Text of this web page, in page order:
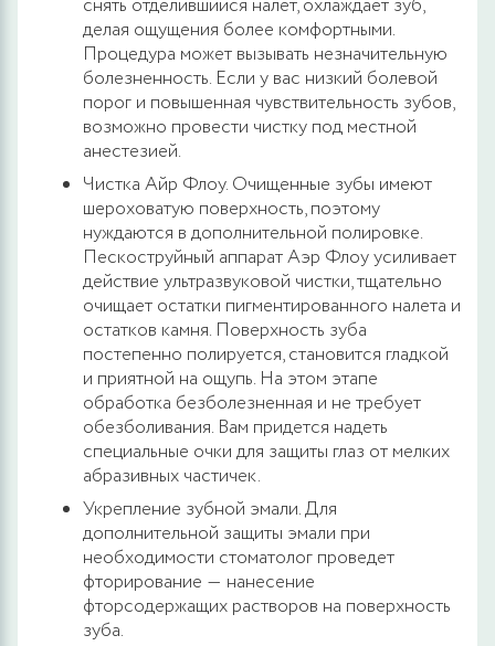
снять отделившийся налет, охлаждает зуб,
делая ощущения более комфортными.
Процедура может вызывать незначительную
болезненность. Если у вас низкий болевой
порог и повышенная чувствительность зубов,
возможно провести чистку под местной
анестезией.
Чистка Айр Флоу. Очищенные зубы имеют
шероховатую поверхность, поэтому
нуждаются в дополнительной полировке.
Пескоструйный аппарат Аэр Флоу усиливает
действие ультразвуковой чистки, тщательно
очищает остатки пигментированного налета и
остатков камня. Поверхность зуба
постепенно полируется, становится гладкой
и приятной на ощупь. На этом этапе
обработка безболезненная и не требует
обезболивания. Вам придется надеть
специальные очки для защиты глаз от мелких
абразивных частичек.
Укрепление зубной эмали. Для
дополнительной защиты эмали при
необходимости стоматолог проведет
фторирование ― нанесение
фторсодержащих растворов на поверхность
зуба.